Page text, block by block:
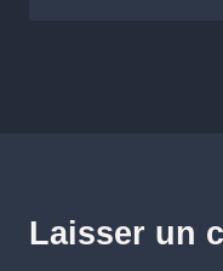
Laisser un